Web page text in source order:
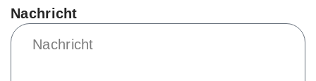
Nachricht